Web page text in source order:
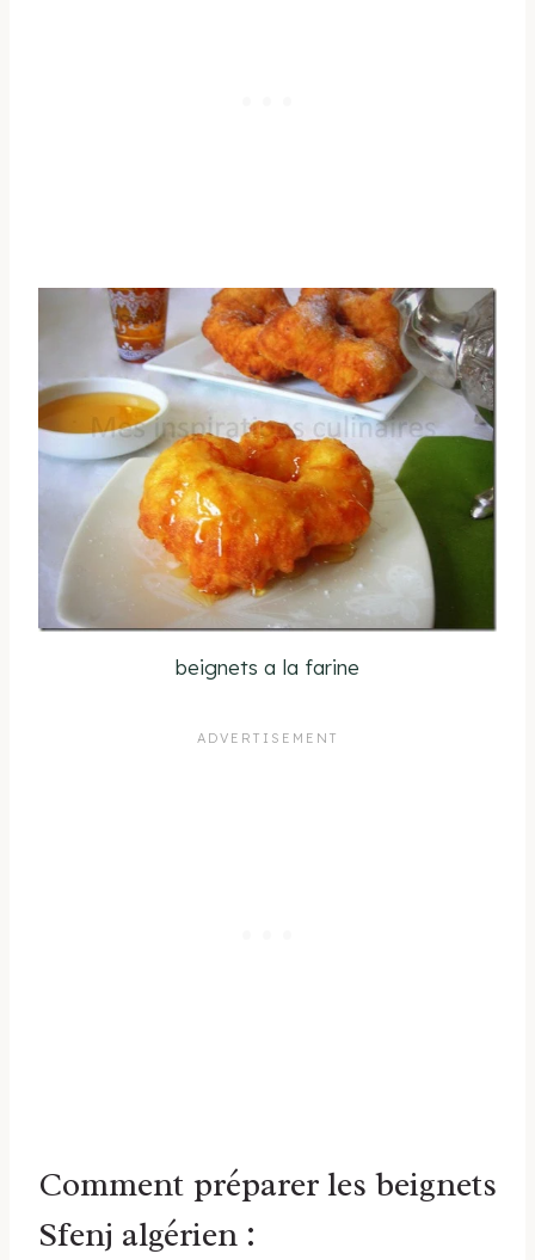
beignets a la farine
Comment préparer les beignets
Sfenj algérien :